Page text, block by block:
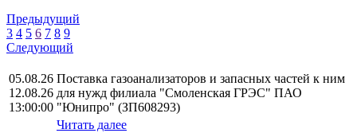
Предыдущий
3 4 5 6 7 8 9
Следующий
05.08.26
12.08.26
13:00:00
Поставка газоанализаторов и запасных частей к ним
для нужд филиала "Смоленская ГРЭС" ПАО
"Юнипро" (ЗП608293)
Читать далее